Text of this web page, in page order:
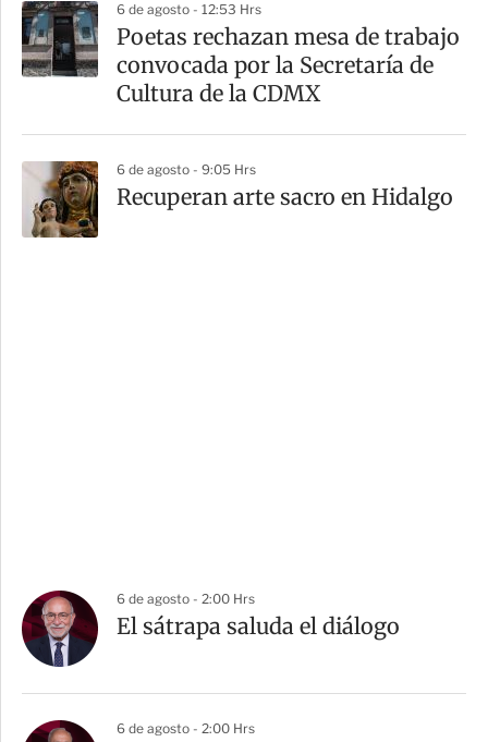
6 de agosto - 12:53 Hrs
Poetas rechazan mesa de trabajo
convocada por la Secretaría de
Cultura de la CDMX
6 de agosto - 9:05 Hrs
Recuperan arte sacro en Hidalgo
6 de agosto - 2:00 Hrs
El sátrapa saluda el diálogo
6 de agosto - 2:00 Hrs